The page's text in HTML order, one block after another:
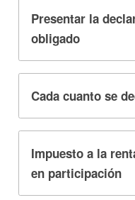
Presentar la
obligado
Cada cuanto se
Impuesto a la
en participación